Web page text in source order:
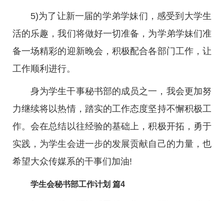
5)为了让新一届的学弟学妹们，感受到大学生
活的乐趣，我们将做好一切准备，为学弟学妹们准
备一场精彩的迎新晚会，积极配合各部门工作，让
工作顺利进行。
身为学生干事秘书部的成员之一，我会更加努
力继续将以热情，踏实的工作态度坚持不懈积极工
作。会在总结以往经验的基础上，积极开拓，勇于
实践，为学生会进一步的发展贡献自己的力量，也
希望大众传媒系的干事们加油!
学生会秘书部工作计划 篇4